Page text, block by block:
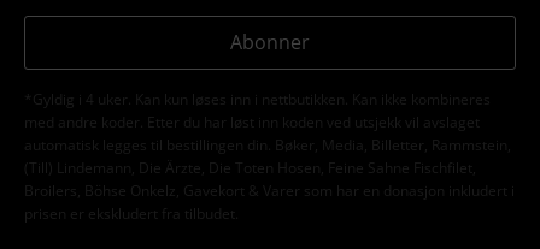
Abonner
*Gyldig i 4 uker. Kan kun løses inn i nettbutikken. Kan ikke kombineres
med andre koder. Etter du har løst inn koden ved utsjekk vil avslaget
automatisk legges til bestillingen din. Bøker, Media, Billetter, Rammstein,
(Till) Lindemann, Die Ärzte, Die Toten Hosen, Feine Sahne Fischfilet,
Broilers, Böhse Onkelz, Gavekort & Varer som har en donasjon inkludert i
prisen er ekskludert fra tilbudet.